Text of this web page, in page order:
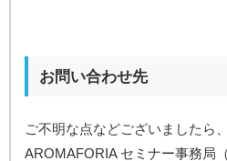
お問い合わせ先
ご不明な点などございましたら、
AROMAFORIA セミナー事務局（